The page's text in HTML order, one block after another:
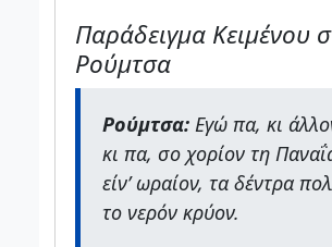
Παράδειγμα Κειμένου
Ρούμτσα
Ρούμτσα:Εγώ πα, κι
κι πα, σο χορίον τη
είν’ ωραίον, τα δέντρα
το νερόν κρύον.